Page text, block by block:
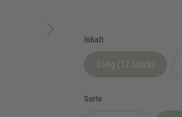
Inhaltauswählen
Sorte